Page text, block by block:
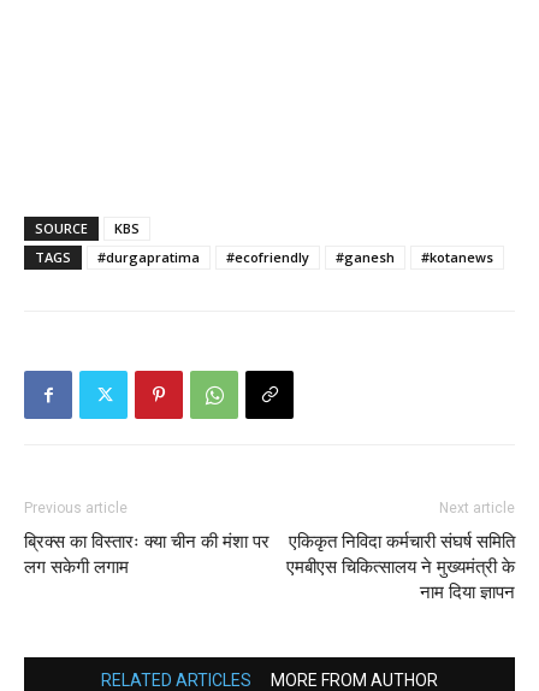
SOURCE
KBS
TAGS
#durgapratima #ecofriendly #ganesh #kotanews
Previous article
ब्रिक्स का विस्तारः क्या चीन की मंशा पर
लग सकेगी लगाम
Next article
एकिकृत निविदा कर्मचारी संघर्ष समिति
एमबीएस चिकित्सालय ने मुख्यमंत्री के
नाम दिया ज्ञापन
RELATED ARTICLES MORE FROM AUTHOR